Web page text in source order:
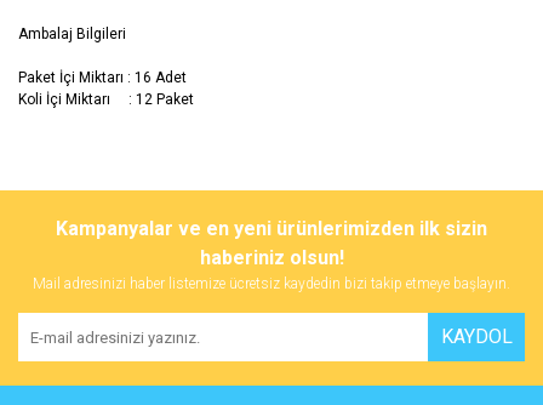
Ambalaj Bilgileri
Paket İçi Miktarı : 16 Adet
Koli İçi Miktarı : 12 Paket
Bu ürüne ilk yorumu siz yapın!
Yorum Yaz
tarafımıza iletebilirsiniz.
Görüş ve önerileriniz için teşekkür ederiz.
Ürün resmi kalitesiz, bozuk veya görüntülenemiyor.
Ürün açıklamasında eksik bilgiler bulunuyor.
Kampanyalar ve en yeni ürünlerimizden ilk sizin
haberiniz olsun!
Mail adresinizi haber listemize ücretsiz kaydedin bizi takip etmeye başlayın.
KAYDOL